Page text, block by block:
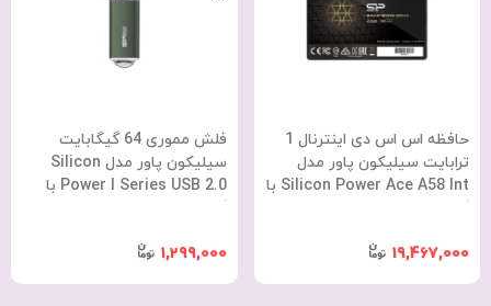
حافظه اس اس دی اینترنال 1
ترابایت سیلیکون پاور مدل
Silicon Power Ace A58 Int با
19,467,000
فلش مموری 64 گیگابایت
سیلیکون پاور مدل Silicon
Power I Series USB 2.0 با
1,299,000